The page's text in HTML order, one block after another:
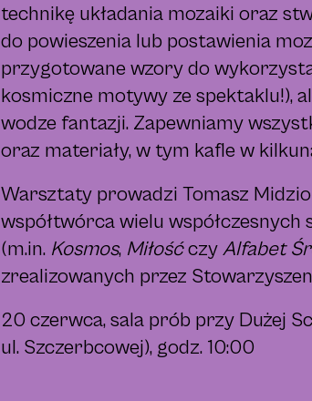
technikę układania mozaiki oraz
do powieszenia lub postawienia
przygotowane wzory do
kosmiczne motywy ze spektaklu!),
wodze fantazji. Zapewniamy
oraz materiały, w tym kafle w
Warsztaty prowadzi Tomasz
współtwórca wielu współczesnych
(m.in. Kosmos, MiłośćczyAlfabet
zrealizowanych przez
20 czerwca, sala prób przy Dużej
ul. Szczerbcowej), godz. 10:00